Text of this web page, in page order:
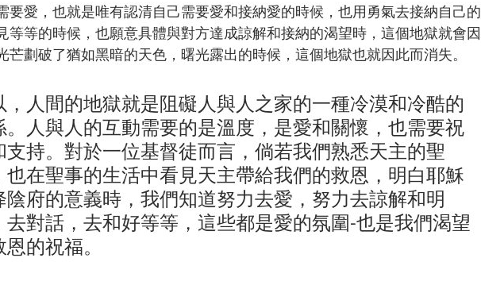
要愛，也就是唯有認清自己需要愛和接納愛的時候，也用勇氣去接納自己的
等等的時候，也願意具體與對方達成諒解和接納的渴望時，這個地獄就會因
芒劃破了猶如黑暗的天色，曙光露出的時候，這個地獄也就因此而消失。
，人間的地獄就是阻礙人與人之家的一種冷漠和冷酷的
。人與人的互動需要的是溫度，是愛和關懷，也需要祝
支持。對於一位基督徒而言，倘若我們熟悉天主的聖
也在聖事的生活中看見天主帶給我們的救恩，明白耶穌
陰府的意義時，我們知道努力去愛，努力去諒解和明
去對話，去和好等等，這些都是愛的氛圍-也是我們渴望
的祝福。